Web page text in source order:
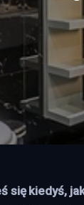
się kiedyś,